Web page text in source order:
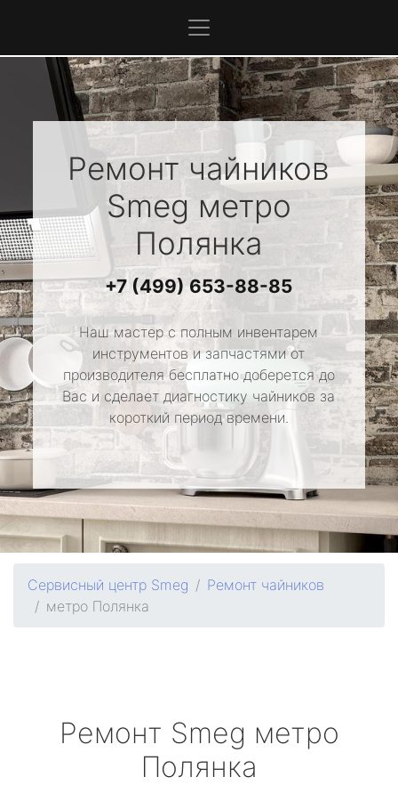
Ремонт чайников
Smeg метро
Полянка
+7 (499) 653-88-85
Наш мастер с полным инвентарем
инструментов и запчастями от
производителя бесплатно доберется до
Вас и сделает диагностику чайников за
короткий период времени.
Сервисный центр Smeg
Ремонт чайников
метро Полянка
Ремонт Smeg метро
Полянка